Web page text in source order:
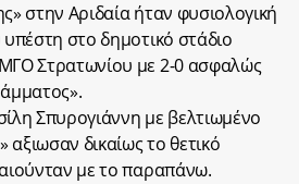
στην Αριδαία ήταν φυσιολογική
στο δημοτικό στάδιο
Στρατωνίου με 2-0 ασφαλώς
Σπυρογιάννη με βελτιωμένο
δικαίως το θετικό
με το παραπάνω.